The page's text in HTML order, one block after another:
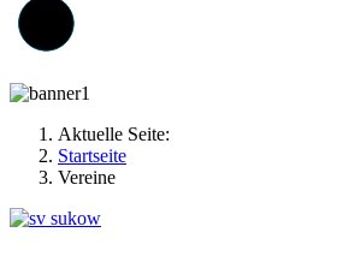
Aktuelle Seite:
Startseite
Vereine